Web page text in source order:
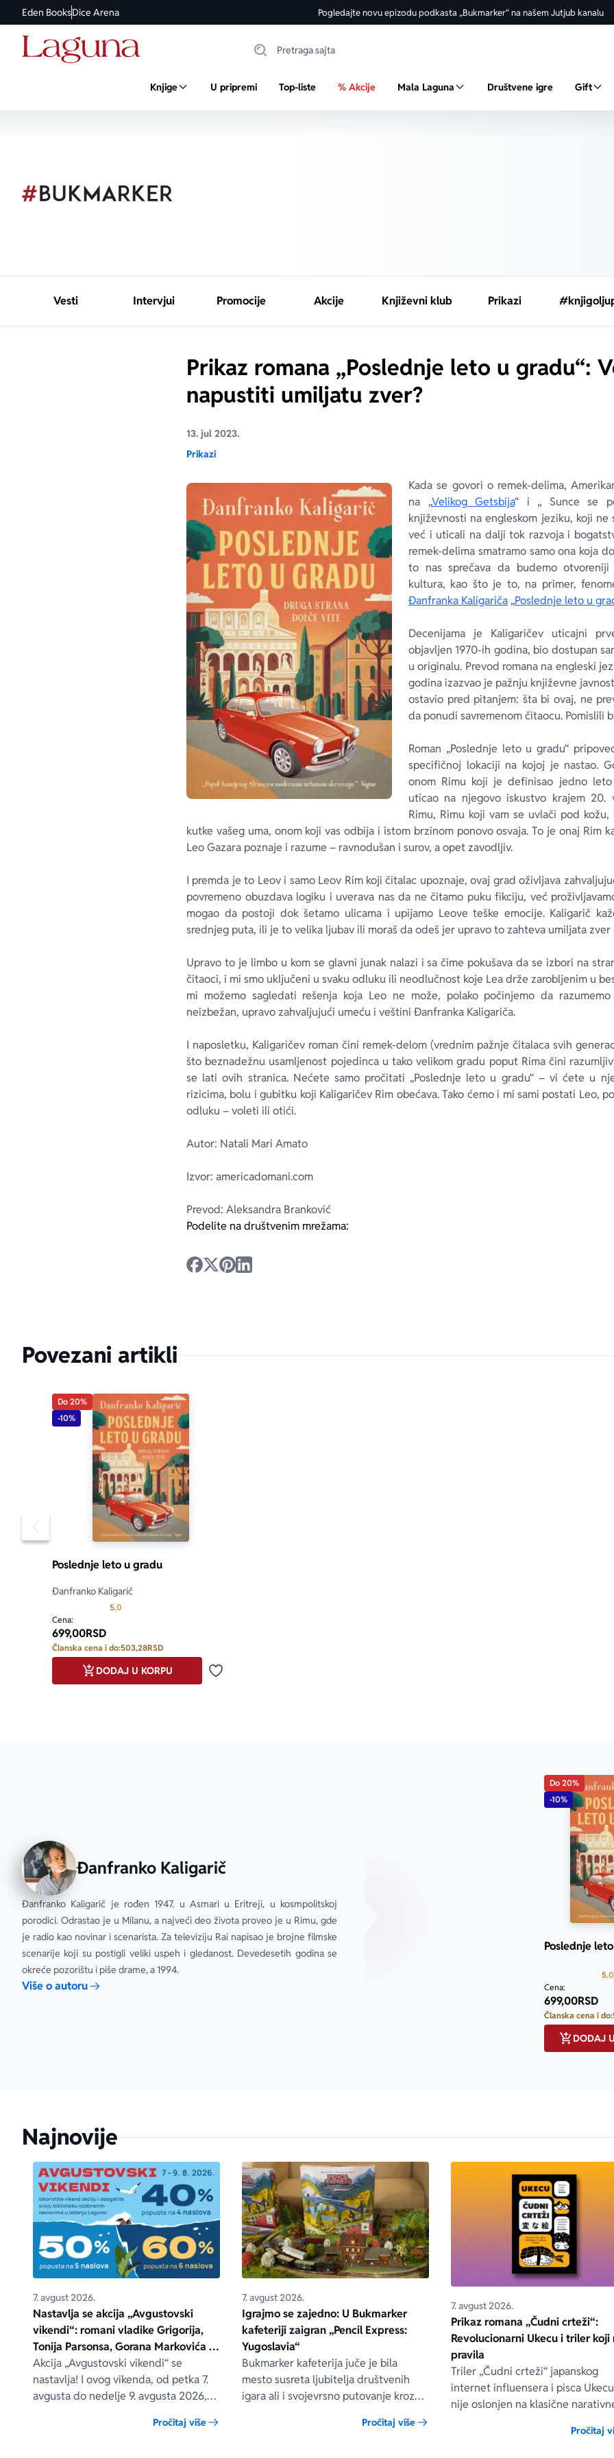
Eden BooksDice Arena Pogledajte novu epizodu podkasta „Bukmarker“ na našem Jutjub kanalu
Knjige U pripremi Top-liste % Akcije Mala Laguna Društvene igre Gift
Vesti Intervjui Promocije Akcije Književni klub Prikazi
Prikaz romana „Poslednje leto u gradu“:
napustiti umiljatu zver?
13. jul 2023.
Prikazi
Kada se govori o remek-delima,
na „Velikog Getsbija“ i „ Sunce se
književnosti na engleskom jeziku, koji ne
već i uticali na dalji tok razvoja i
remek-delima smatramo samo ona koja
to nas sprečava da budemo
kultura, kao što je to, na primer,
Đanfranka Kaligariča „Poslednje leto u
Decenijama je Kaligaričev uticajni
objavljen 1970-ih godina, bio dostupan
u originalu. Prevod romana na engleski
godina izazvao je pažnju književne
ostavio pred pitanjem: šta bi ovaj, ne
da ponudi savremenom čitaocu. Pomislili
Roman „Poslednje leto u gradu“
specifičnoj lokaciji na kojoj je nastao.
onom Rimu koji je definisao jedno
uticao na njegovo iskustvo krajem 20.
Rimu, Rimu koji vam se uvlači pod
kutke vašeg uma, onom koji vas odbija i istom brzinom ponovo osvaja. To je onaj Rim
Leo Gazara poznaje i razume – ravnodušan i surov, a opet zavodljiv.
I premda je to Leov i samo Leov Rim koji čitalac upoznaje, ovaj grad oživljava
povremeno obuzdava logiku i uverava nas da ne čitamo puku fikciju, već
mogao da postoji dok šetamo ulicama i upijamo Leove teške emocije. Kaligarič
srednjeg puta, ili je to velika ljubav ili moraš da odeš jer upravo to zahteva umiljata zver
Upravo to je limbo u kom se glavni junak nalazi i sa čime pokušava da se izbori na
čitaoci, i mi smo uključeni u svaku odluku ili neodlučnost koje Lea drže zarobljenim u
mi možemo sagledati rešenja koja Leo ne može, polako počinjemo da
neizbežan, upravo zahvaljujući umeću i veštini Đanfranka Kaligariča.
I naposletku, Kaligaričev roman čini remek-delom (vrednim pažnje čitalaca svih
što beznadežnu usamljenost pojedinca u tako velikom gradu poput Rima čini
se lati ovih stranica. Nećete samo pročitati „Poslednje leto u gradu“ – vi ćete u
rizicima, bolu i gubitku koji Kaligaričev Rim obećava. Tako ćemo i mi sami postati Leo,
odluku – voleti ili otići.
Autor: Natali Mari Amato
Izvor: americadomani.com
Prevod: Aleksandra Branković
Podelite na društvenim mrežama:
Povezani artikli
Pomeranje sadržaja slajdera u levo
Do 20%
-10%
Poslednje leto u gradu
Đanfranko Kaligarič
5.0
Cena:
699,00RSD
Članska cena i do:503,28RSD
Dodaj u omiljene
DODAJ U KORPU
Đanfranko Kaligarič
Đanfranko Kaligarič je rođen 1947. u Asmari u Eritreji, u kosmpolitskoj
porodici. Odrastao je u Milanu, a najveći deo života proveo je u Rimu, gde
je radio kao novinar i scenarista. Za televiziju Rai napisao je brojne filmske
scenarije koji su postigli veliki uspeh i gledanost. Devedesetih godina se
okreće pozorištu i piše drame, a 1994.
Više o autoru
Do 20%
-10%
Poslednje
5.0
Cena:
699,00RSD
Članska cena i do:
DODAJ
Najnovije
7. avgust 2026.
Nastavlja se akcija „Avgustovski
vikendi“: romani vladike Grigorija,
Tonija Parsonsa, Gorana Markovića i
drugih – na popustu od čak 40, 50 i
60%
Akcija „Avgustovski vikendi“ se
nastavlja! I ovog vikenda, od petka 7.
avgusta do nedelje 9. avgusta 2026,
odabrane Lagunine knjige, i to na
Pročitaj više
7. avgust 2026.
Igrajmo se zajedno: U Bukmarker
kafeteriji zaigran „Pencil Express:
Yugoslavia“
Bukmarker kafeterija juče je bila
mesto susreta ljubitelja društvenih
igara ali i svojevrsno putovanje kroz
Pročitaj više
7. avgust 2026.
Prikaz romana „Čudni crteži“:
Revolucionarni Ukecu i triler koji
pravila
Triler „Čudni crteži“ japanskog
internet influensera i pisca
nije oslonjen na klasične
građenja napetosti. Umesto toga,
Pročitaj